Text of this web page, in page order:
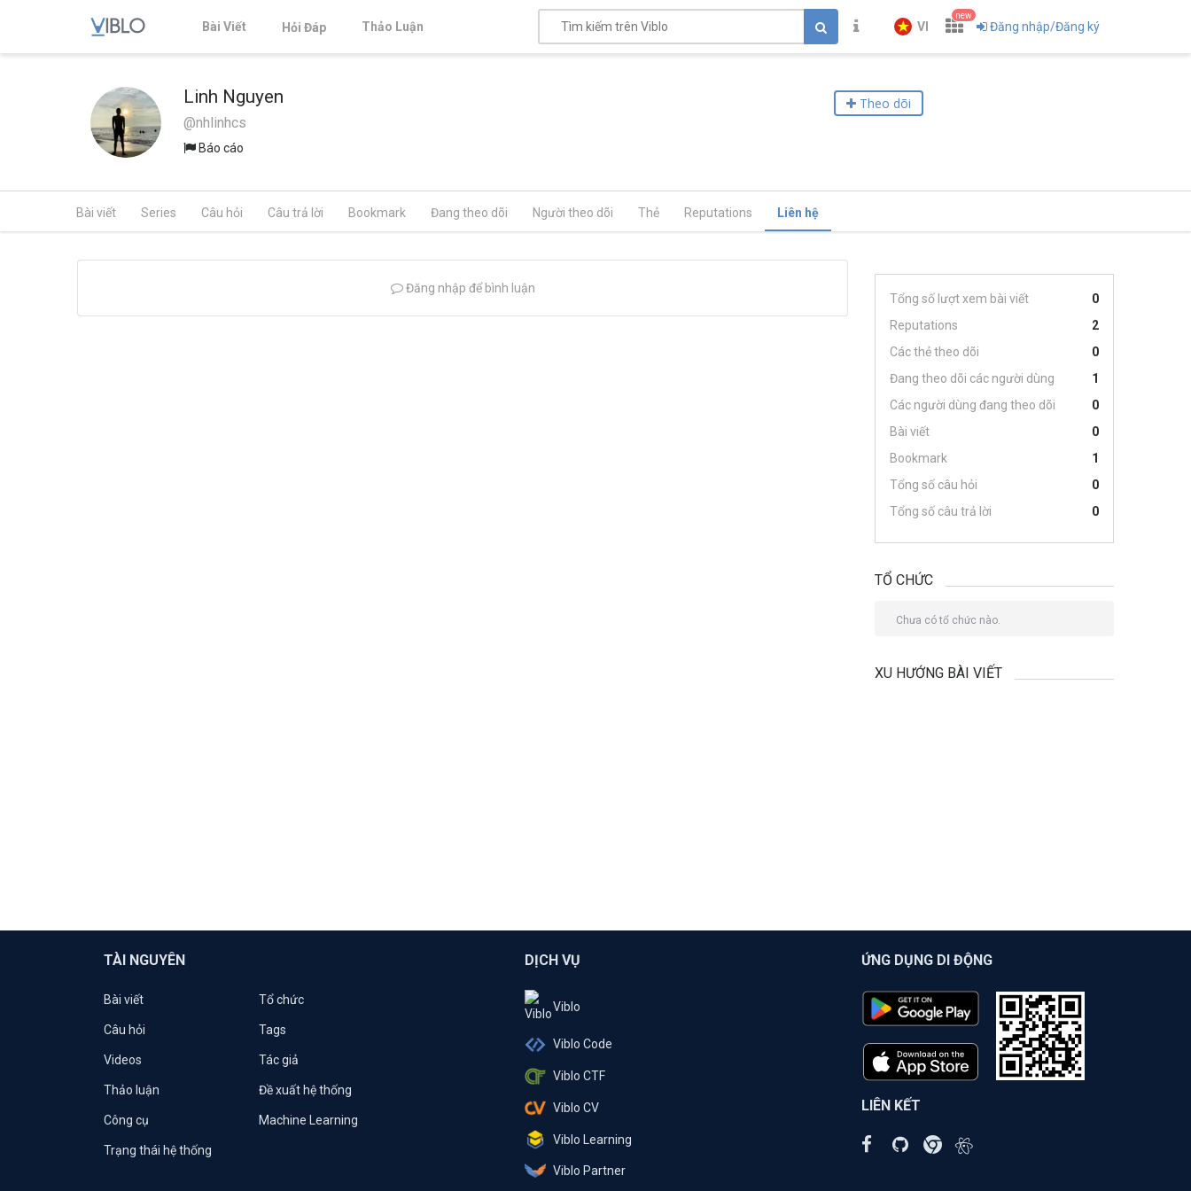
Bài Viết Hỏi Đáp Thảo Luận VI
new
Đăng nhập/Đăng ký
Linh Nguyen
@nhlinhcs
Báo cáo
Theo dõi
Bài viết Series Câu hỏi Câu trả lời Bookmark Đang theo dõi Người theo dõi Thẻ Reputations Liên hệ
Đăng nhập để bình luận
Tổng số lượt xem bài viết
0
Reputations
2
Các thẻ theo dõi
0
Đang theo dõi các người dùng
1
Các người dùng đang theo dõi
0
Bài viết
0
Bookmark
1
Tổng số câu hỏi
0
Tổng số câu trả lời
0
TỔ CHỨC
Chưa có tổ chức nào.
XU HƯỚNG BÀI VIẾT
TÀI NGUYÊN
Bài viết Tổ chức
Câu hỏi Tags
Videos Tác giả
Thảo luận Đề xuất hệ thống
Công cụ Machine Learning
Trạng thái hệ thống
DỊCH VỤ
Viblo
Viblo Code
Viblo CTF
Viblo CV
Viblo Learning
Viblo Partner
ỨNG DỤNG DI ĐỘNG
LIÊN KẾT